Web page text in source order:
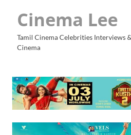
Cinema Lee
Tamil Cinema Celebrities Interviews
Cinema